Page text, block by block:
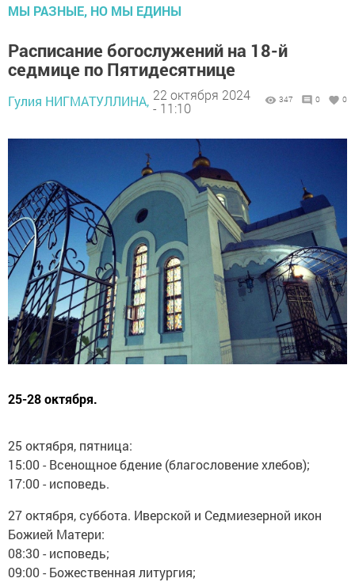
МЫ РАЗНЫЕ, НО МЫ ЕДИНЫ
Расписание богослужений на 18-й
седмице по Пятидесятнице
Гулия НИГМАТУЛЛИНА, 22 октября 2024
- 11:10
347 0 0
25-28 октября.
25 октября, пятница:
15:00 - Всенощное бдение (благословение хлебов);
17:00 - исповедь.
27 октября, суббота. Иверской и Седмиезерной икон
Божией Матери:
08:30 - исповедь;
09:00 - Божественная литургия;